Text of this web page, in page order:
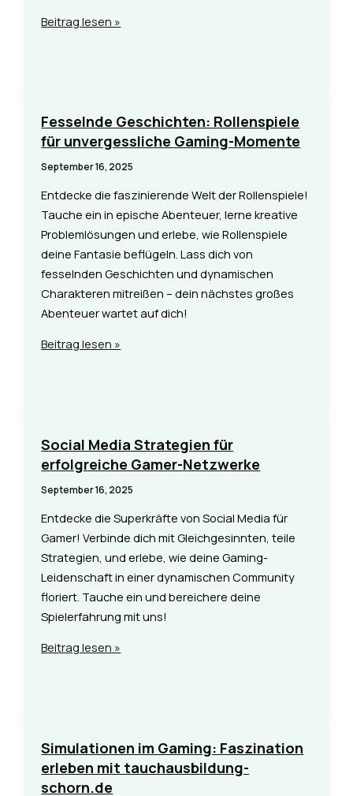
Gamer-
von
tauchausbildung-
Beitrag lesen »
Fesselnde Geschichten: Rollenspiele
für unvergessliche Gaming-Momente
September 16, 2025
Entdecke die faszinierende Welt der Rollenspiele!
Tauche ein in epische Abenteuer, lerne kreative
Problemlösungen und erlebe, wie Rollenspiele
deine Fantasie beflügeln. Lass dich von
fesselnden Geschichten und dynamischen
Charakteren mitreißen – dein nächstes großes
Abenteuer wartet auf dich!
Fesselnde
Gaming-
Momente
Beitrag lesen »
Social Media Strategien für
erfolgreiche Gamer-Netzwerke
September 16, 2025
Entdecke die Superkräfte von Social Media für
Gamer! Verbinde dich mit Gleichgesinnten, teile
Strategien, und erlebe, wie deine Gaming-
Leidenschaft in einer dynamischen Community
floriert. Tauche ein und bereichere deine
Spielerfahrung mit uns!
Social
Gamer-
Netzwerke
Beitrag lesen »
Simulationen im Gaming: Faszination
erleben mit tauchausbildung-
schorn.de